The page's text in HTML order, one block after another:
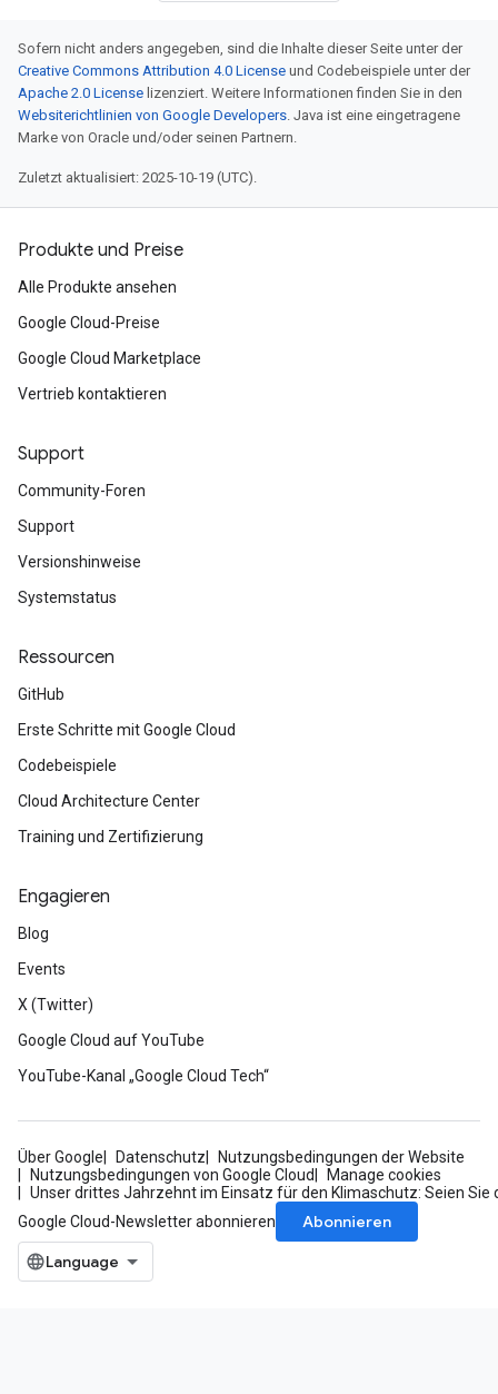
Sofern nicht anders angegeben, sind die Inhalte dieser Seite unter der
Creative Commons Attribution 4.0 License und Codebeispiele unter der
Apache 2.0 License lizenziert. Weitere Informationen finden Sie in den
Websiterichtlinien von Google Developers. Java ist eine eingetragene
Marke von Oracle und/oder seinen Partnern.
Zuletzt aktualisiert: 2025-10-19 (UTC).
Produkte und Preise
Alle Produkte ansehen
Google Cloud-Preise
Google Cloud Marketplace
Vertrieb kontaktieren
Support
Community-Foren
Support
Versionshinweise
Systemstatus
Ressourcen
GitHub
Erste Schritte mit Google Cloud
Codebeispiele
Cloud Architecture Center
Training und Zertifizierung
Engagieren
Blog
Events
X (Twitter)
Google Cloud auf YouTube
YouTube-Kanal „Google Cloud Tech“
Über Google Datenschutz
Nutzungsbedingungen der Website
Nutzungsbedingungen von Google Cloud
Manage cookies
Unser drittes Jahrzehnt im Einsatz für den Klimaschutz: Seien Sie
Google Cloud-Newsletter abonnieren
Abonnieren